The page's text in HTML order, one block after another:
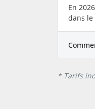
En
dans
* Tarifs